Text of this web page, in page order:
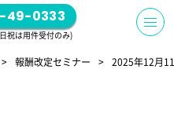
49-0333
祝は用件受付のみ)
報酬改定セミナー 2025年12月